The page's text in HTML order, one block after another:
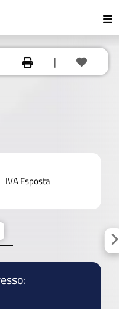
|
IVA Esposta